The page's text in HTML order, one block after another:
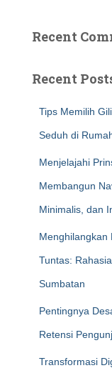
Recent
Recent
Tips Memilih
Seduh di
Menjelajahi
Membangun
Minimalis, dan
Menghilangkan
Tuntas:
Sumbatan
Pentingnya
Retensi
Transformasi